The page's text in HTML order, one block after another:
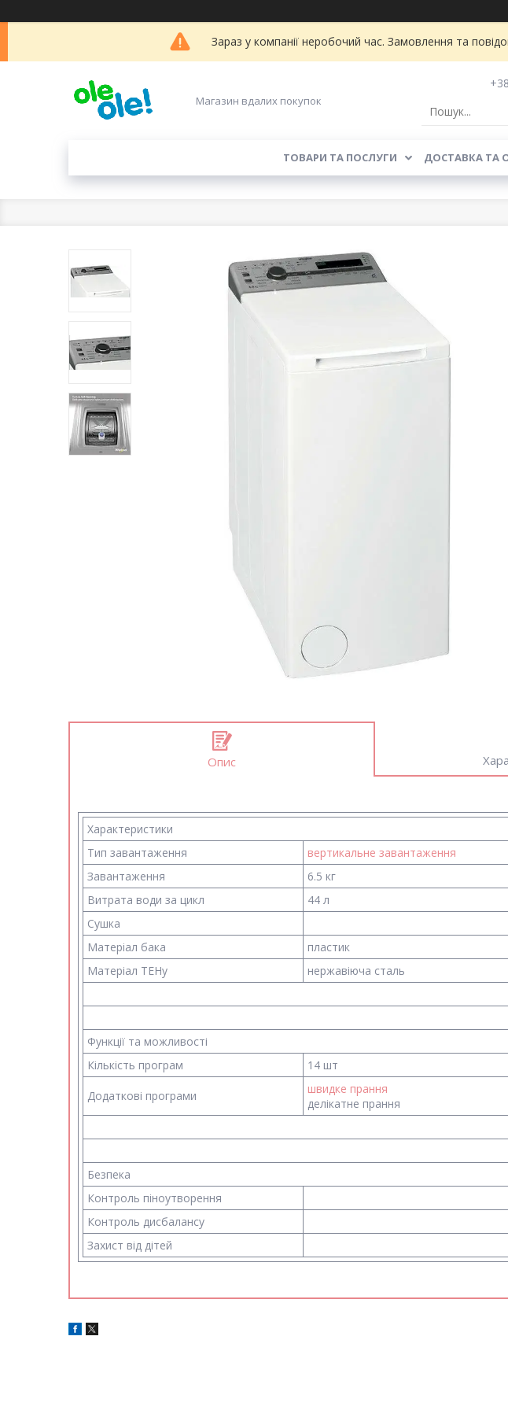
Зараз у компанії неробочий час. Замовлення та
Магазин вдалих покупок
ТОВАРИ ТА ПОСЛУГИ ДОСТАВКА ТА
Опис
Характеристики
Тип завантаження
вертикальне завантаження
Завантаження
6.5 кг
Витрата води за цикл
44 л
Сушка
Матеріал бака
пластик
Матеріал ТЕНу
нержавіюча сталь
Функції та можливості
Кількість програм
14 шт
Додаткові програми
швидке прання
делікатне прання
Безпека
Контроль піноутворення
Контроль дисбалансу
Захист від дітей